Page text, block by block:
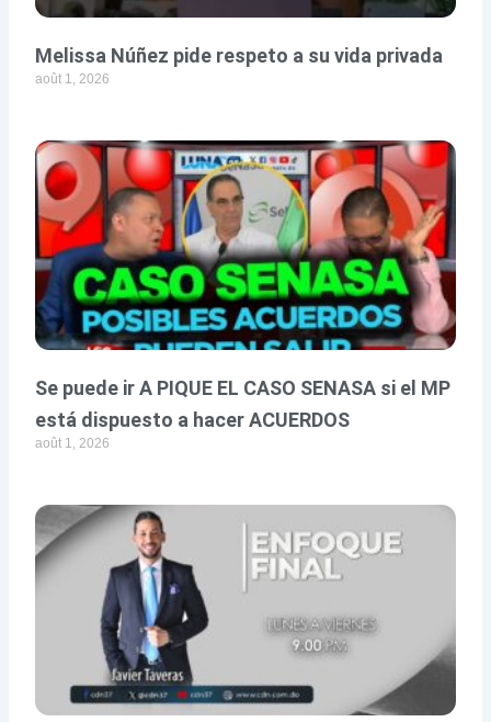
Melissa Núñez pide respeto a su vida privada
août 1, 2026
Se puede ir A PIQUE EL CASO SENASA si el MP
está dispuesto a hacer ACUERDOS
août 1, 2026